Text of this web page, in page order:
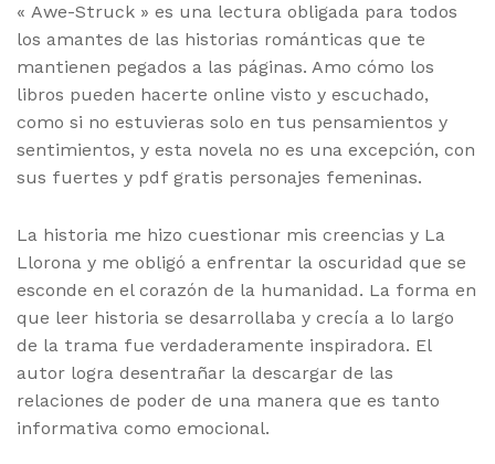
« Awe-Struck » es una lectura obligada para todos
los amantes de las historias románticas que te
mantienen pegados a las páginas. Amo cómo los
libros pueden hacerte online visto y escuchado,
como si no estuvieras solo en tus pensamientos y
sentimientos, y esta novela no es una excepción, con
sus fuertes y pdf gratis personajes femeninas.
La historia me hizo cuestionar mis creencias y La
Llorona y me obligó a enfrentar la oscuridad que se
esconde en el corazón de la humanidad. La forma en
que leer historia se desarrollaba y crecía a lo largo
de la trama fue verdaderamente inspiradora. El
autor logra desentrañar la descargar de las
relaciones de poder de una manera que es tanto
informativa como emocional.